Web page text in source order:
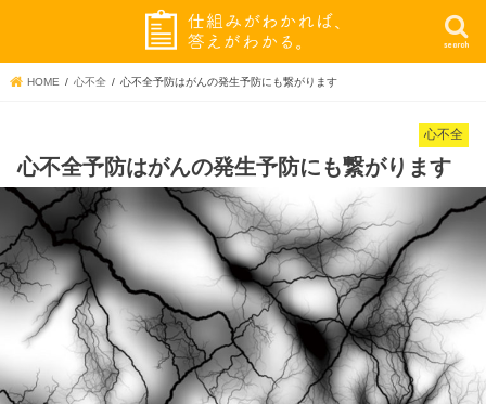
search
HOME 心不全 心不全予防はがんの発生予防にも繋がります
心不全
心不全予防はがんの発生予防にも繋がります